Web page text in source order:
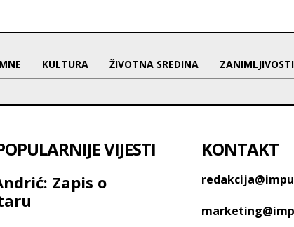
KULTURA ŽIVOTNA SREDINA ZANIMLJIVOSTI
VIJESTI
Zapis o
KONTAKT